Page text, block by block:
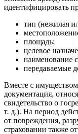
идентифицировать
тип (нежилая
площадь;
целевое
наименование
передаваемые
Вместе с имуществом
документация,
свидетельство о
т. д.). На период
от повреждения,
страховании также